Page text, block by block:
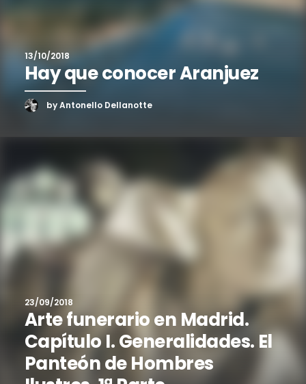
13/10/2018
Hay que conocer Aranjuez
by Antonello Dellanotte
23/09/2018
Arte funerario en Madrid.
Capítulo I. Generalidades. El
Panteón de Hombres